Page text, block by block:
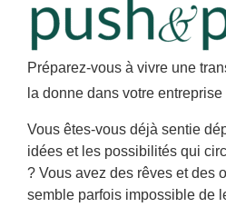
Préparez-vous à vivre une
la donne dans votre
Vous êtes-vous déjà sentie
idées et les possibilités qui
? Vous avez des rêves et des
semble parfois impossible de